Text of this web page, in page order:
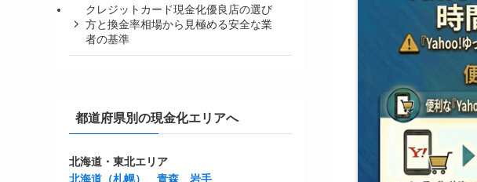
クレジットカード現金化優良店の選び
方と換金率相場から見極める安全な業
者の基準
都道府県別の現金化エリアへ
北海道・東北エリア
北海道（札幌）
青森
岩手